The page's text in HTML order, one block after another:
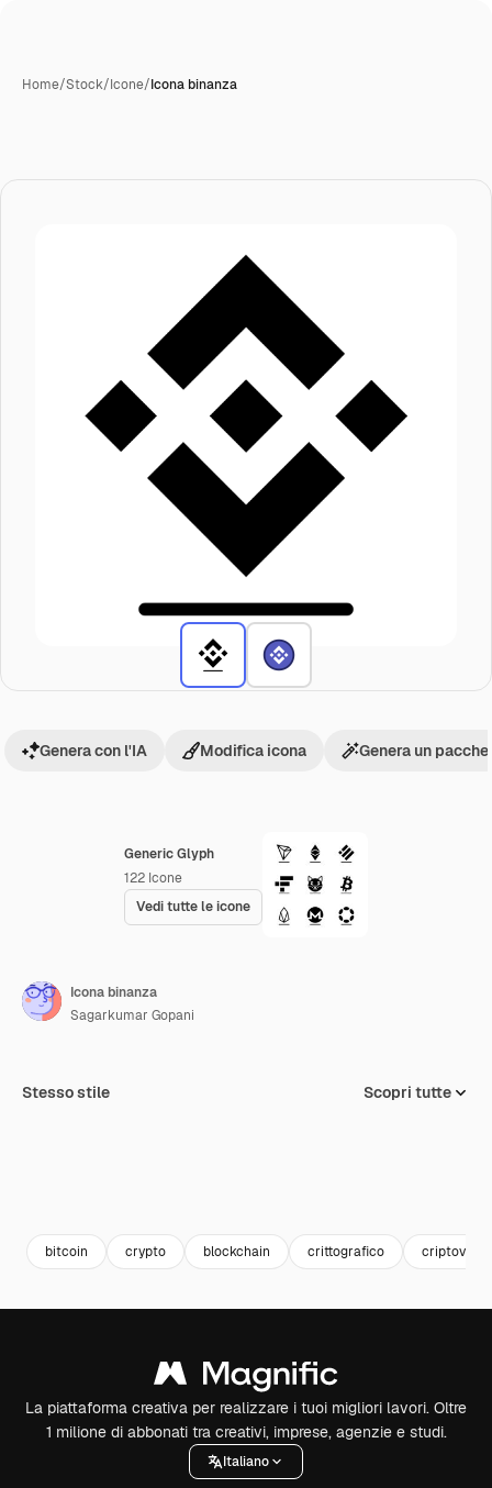
Home/Stock/Icone/Icona binanza
Generic Glyph
122 Icone
Vedi tutte le icone
Genera con l'IA Modifica icona Genera un
Icona binanza
Sagarkumar Gopani
Stesso stile Scopri tutte
bitcoin crypto blockchain crittografico
La piattaforma creativa per realizzare i tuoi migliori lavori. Oltre
1 milione di abbonati tra creativi, imprese, agenzie e studi.
Italiano